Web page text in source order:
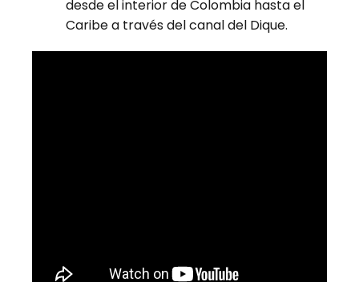
desde el interior de Colombia hasta el
Caribe a través del canal del Dique.